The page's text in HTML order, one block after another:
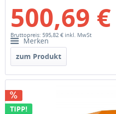
500,69
Bruttopreis: 595,82 € inkl. MwSt
Merken
zum Produkt
TIPP!